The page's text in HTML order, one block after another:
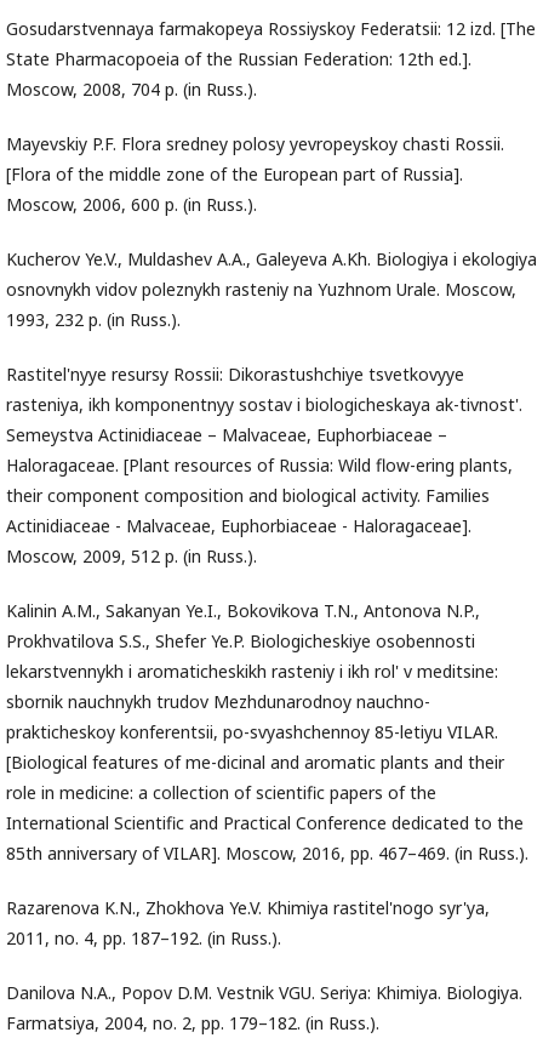
Gosudarstvennaya farmakopeya Rossiyskoy Federatsii: 12 izd. [The
State Pharmacopoeia of the Russian Federation: 12th ed.].
Moscow, 2008, 704 p. (in Russ.).
Mayevskiy P.F. Flora sredney polosy yevropeyskoy chasti Rossii.
[Flora of the middle zone of the European part of Russia].
Moscow, 2006, 600 p. (in Russ.).
Kucherov Ye.V., Muldashev A.A., Galeyeva A.Kh. Biologiya i ekologiya
osnovnykh vidov poleznykh rasteniy na Yuzhnom Urale. Moscow,
1993, 232 p. (in Russ.).
Rastitel'nyye resursy Rossii: Dikorastushchiye tsvetkovyye
rasteniya, ikh komponentnyy sostav i biologicheskaya ak-tivnost'.
Semeystva Actinidiaceae – Malvaceae, Euphorbiaceae –
Haloragaceae. [Plant resources of Russia: Wild flow-ering plants,
their component composition and biological activity. Families
Actinidiaceae - Malvaceae, Euphorbiaceae - Haloragaceae].
Moscow, 2009, 512 p. (in Russ.).
Kalinin A.M., Sakanyan Ye.I., Bokovikova T.N., Antonova N.P.,
Prokhvatilova S.S., Shefer Ye.P. Biologicheskiye osobennosti
lekarstvennykh i aromaticheskikh rasteniy i ikh rol' v meditsine:
sbornik nauchnykh trudov Mezhdunarodnoy nauchno-
prakticheskoy konferentsii, po-svyashchennoy 85-letiyu VILAR.
[Biological features of me-dicinal and aromatic plants and their
role in medicine: a collection of scientific papers of the
International Scientific and Practical Conference dedicated to the
85th anniversary of VILAR]. Moscow, 2016, pp. 467–469. (in Russ.).
Razarenova K.N., Zhokhova Ye.V. Khimiya rastitel'nogo syr'ya,
2011, no. 4, pp. 187–192. (in Russ.).
Danilova N.A., Popov D.M. Vestnik VGU. Seriya: Khimiya. Biologiya.
Farmatsiya, 2004, no. 2, pp. 179–182. (in Russ.).